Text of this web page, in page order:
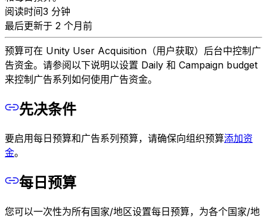
阅读时间3 分钟
最后更新于 2 个月前
预算可在 Unity User Acquisition（用户获取）后台中控制广
告资金。请参阅以下说明以设置 Daily 和 Campaign budget
来控制广告系列如何使用广告资金。
先决条件
要启用每日预算和广告系列预算，请确保向组织预算添加资
金。
每日预算
您可以一次性为所有国家/地区设置每日预算，为各个国家/地